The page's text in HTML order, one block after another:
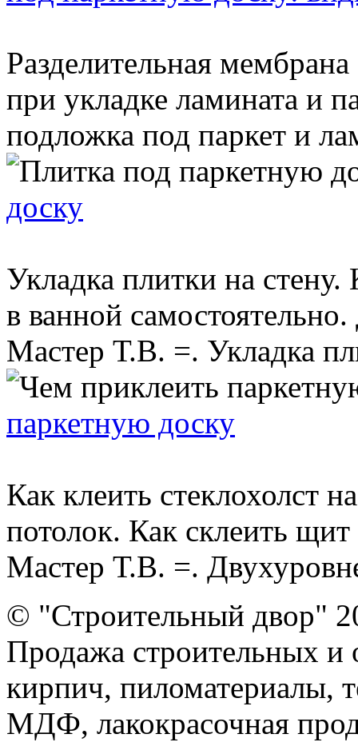
Разделительная
при укладке ламината и
подложка под паркет и
доску
Укладка плитки на
в ванной
Мастер Т.В. =. Укладка
паркетную доску
Как клеить стеклохолст
потолок. Как склеить
Мастер Т.В. =.
© "Строительный двор"
Продажа строительных и
кирпич, пиломатериалы,
МДФ, лакокрасочная